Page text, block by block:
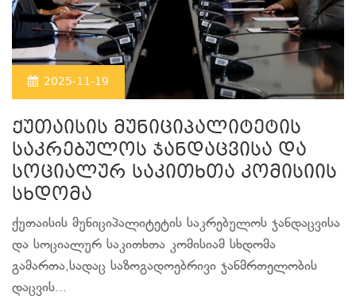
2025-11-19
ქუთაისის მუნიციპალიტეტის
საკრებულოს ჯანდაცვისა და
სოციალურ საკითხთა კომისიის
სხდომა
ქუთაისის მუნიციპალიტეტის საკრებულოს ჯანდაცვისა
და სოციალურ საკითხთა კომისიამ სხდომა
გამართა,სადაც საზოგადოებრივი ჯანმრთელობის
დაცვის...